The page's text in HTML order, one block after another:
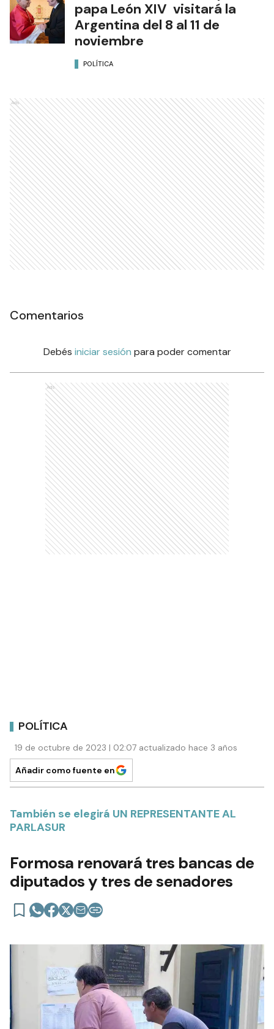
papa León XIV visitará la
Argentina del 8 al 11 de
noviembre
POLÍTICA
Ads
Comentarios
Debés iniciar sesión para poder comentar
Ads
POLÍTICA
19 de octubre de 2023 | 02:07 actualizado hace 3 años
Añadir como fuente en
También se elegirá UN REPRESENTANTE AL
PARLASUR
Formosa renovará tres bancas de
diputados y tres de senadores